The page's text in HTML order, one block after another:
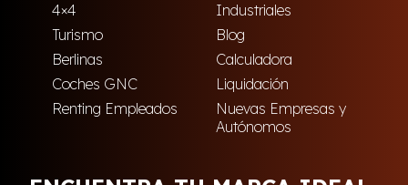
4×4
Industriales
Turismo
Blog
Berlinas
Calculadora
Coches GNC
Liquidación
Renting Empleados
Nuevas Empresas y
Autónomos